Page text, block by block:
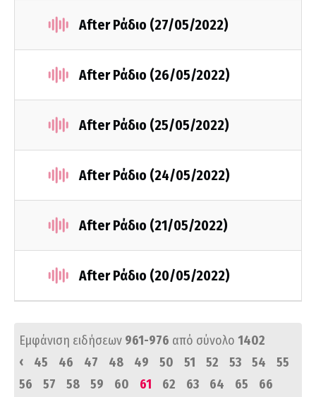
After Ράδιο (27/05/2022)
After Ράδιο (26/05/2022)
After Ράδιο (25/05/2022)
After Ράδιο (24/05/2022)
After Ράδιο (21/05/2022)
After Ράδιο (20/05/2022)
Εμφάνιση ειδήσεων 961-976 από σύνολο 1402
‹
45 46 47 48 49 50 51 52 53 54
55
56
57 58 59 60 61 62 63 64 65
66